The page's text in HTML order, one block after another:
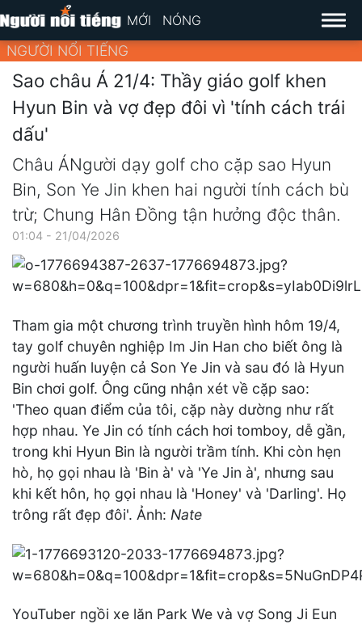
MỚI NÓNG
NGƯỜI NỔI TIẾNG
Sao châu Á 21/4: Thầy giáo golf khen
Hyun Bin và vợ đẹp đôi vì 'tính cách trái
dấu'
Châu ÁNgười dạy golf cho cặp sao Hyun
Bin, Son Ye Jin khen hai người tính cách bù
trừ; Chung Hân Đồng tận hưởng độc thân.
01:04 - 21/04/2026
Tham gia một chương trình truyền hình hôm 19/4,
tay golf chuyên nghiệp Im Jin Han cho biết ông là
người huấn luyện cả Son Ye Jin và sau đó là Hyun
Bin chơi golf. Ông cũng nhận xét về cặp sao:
'Theo quan điểm của tôi, cặp này dường như rất
hợp nhau. Ye Jin có tính cách hơi tomboy, dễ gần,
trong khi Hyun Bin là người trầm tính. Khi còn hẹn
hò, họ gọi nhau là 'Bin à' và 'Ye Jin à', nhưng sau
khi kết hôn, họ gọi nhau là 'Honey' và 'Darling'. Họ
trông rất đẹp đôi'. Ảnh: Nate
YouTuber ngồi xe lăn Park We và vợ Song Ji Eun